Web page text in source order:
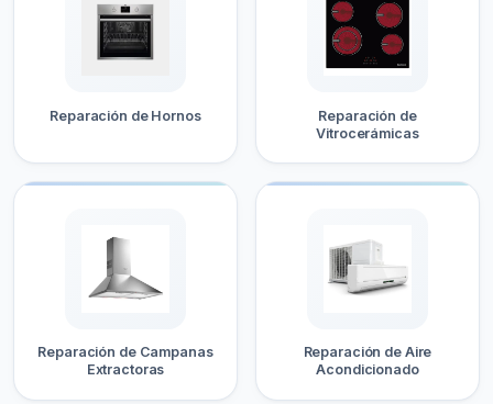
Reparación de Hornos
Reparación de
Vitrocerámicas
Reparación de Campanas
Extractoras
Reparación de Aire
Acondicionado